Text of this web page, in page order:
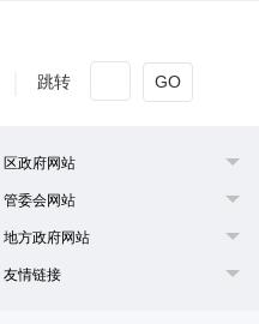
跳转 GO
区政府网站
管委会网站
地方政府网站
友情链接